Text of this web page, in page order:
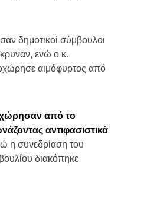
δημοτικοί σύμβουλοι
ενώ ο κ.
αιμόφυρτος από
από το
αντιφασιστικά
η συνεδρίαση του
διακόπηκε